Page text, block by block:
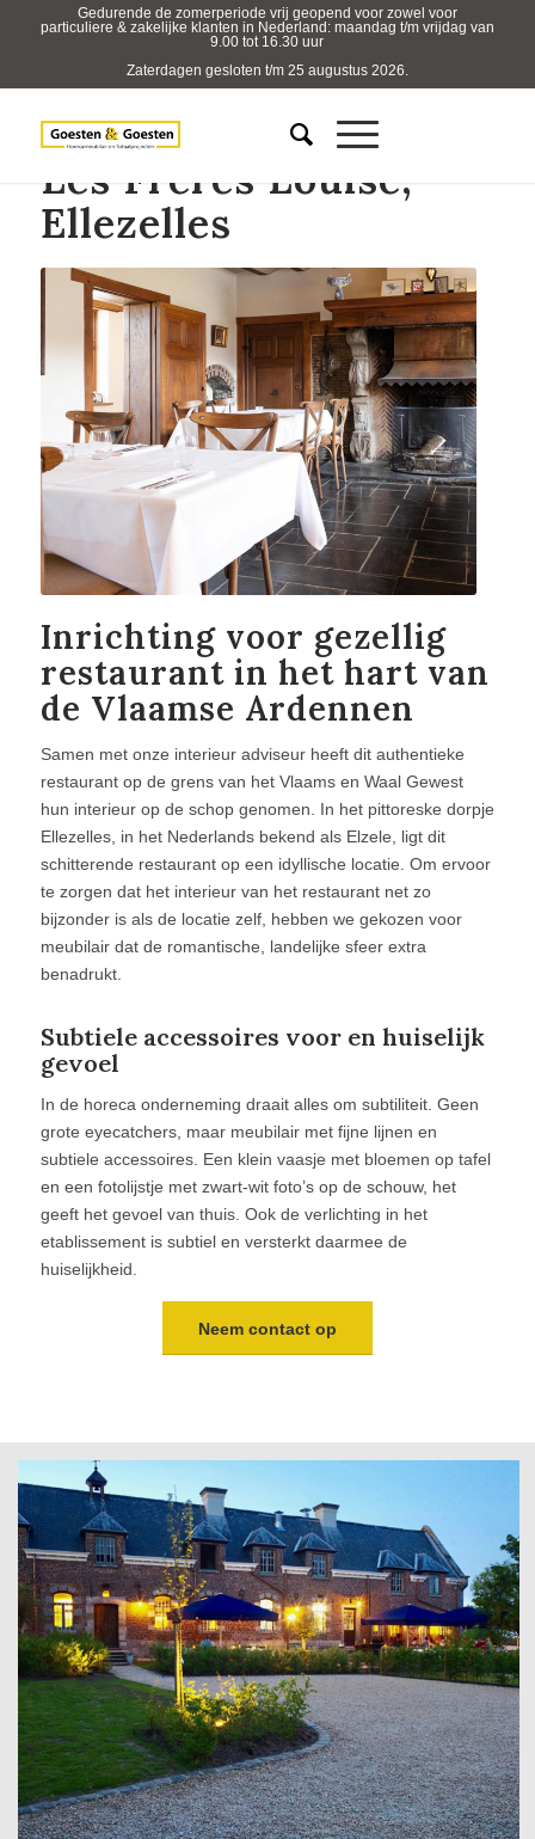
Gedurende de zomerperiode vrij geopend voor zowel voor
particuliere & zakelijke klanten in Nederland: maandag t/m vrijdag van
9.00 tot 16.30 uur
Zaterdagen gesloten t/m 25 augustus 2026.
Les Frères Louise,
Ellezelles
Inrichting voor gezellig
restaurant in het hart van
de Vlaamse Ardennen
Samen met onze interieur adviseur heeft dit authentieke
restaurant op de grens van het Vlaams en Waal Gewest
hun interieur op de schop genomen. In het pittoreske dorpje
Ellezelles, in het Nederlands bekend als Elzele, ligt dit
schitterende restaurant op een idyllische locatie. Om ervoor
te zorgen dat het interieur van het restaurant net zo
bijzonder is als de locatie zelf, hebben we gekozen voor
meubilair dat de romantische, landelijke sfeer extra
benadrukt.
Subtiele accessoires voor en huiselijk
gevoel
In de horeca onderneming draait alles om subtiliteit. Geen
grote eyecatchers, maar meubilair met fijne lijnen en
subtiele accessoires. Een klein vaasje met bloemen op tafel
en een fotolijstje met zwart-wit foto’s op de schouw, het
geeft het gevoel van thuis. Ook de verlichting in het
etablissement is subtiel en versterkt daarmee de
huiselijkheid.
Neem contact op